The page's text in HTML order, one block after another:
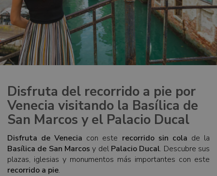
Disfruta del recorrido a pie por
Venecia visitando la Basílica de
San Marcos y el Palacio Ducal
Disfruta de Venecia con este recorrido sin cola de la
Basílica de San Marcos y del Palacio Ducal. Descubre sus
plazas, iglesias y monumentos más importantes con este
recorrido a pie.